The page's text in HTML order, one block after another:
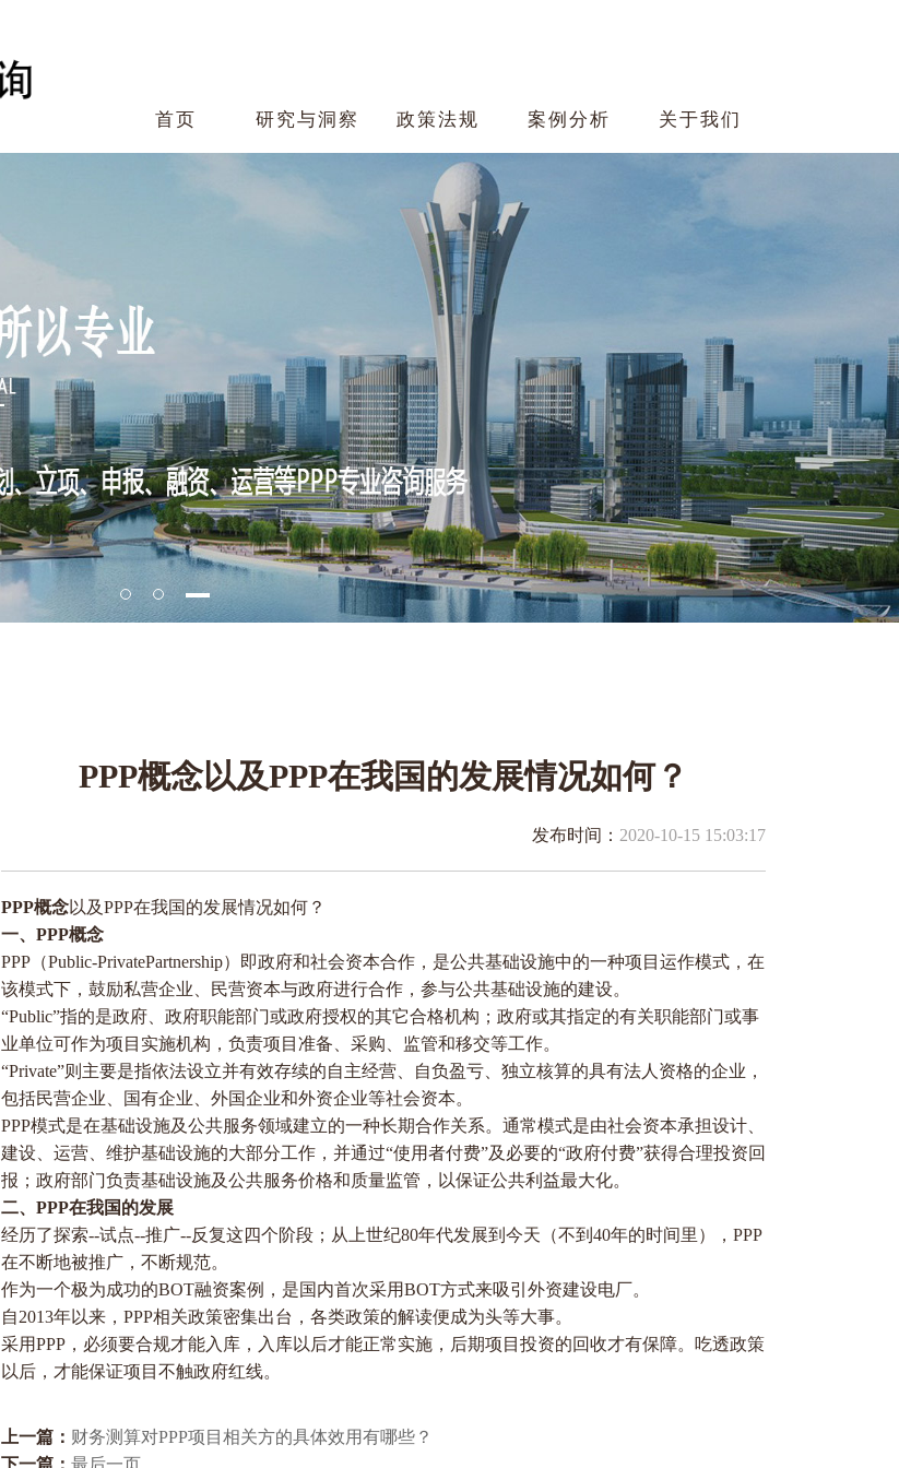
首页 研究与洞察 政策法规 案例分析 关于我们
PPP概念以及PPP在我国的发展情况如何？
发布时间： 2020-10-15 15:03:17
PPP概念以及PPP在我国的发展情况如何？
一、PPP概念
PPP（Public-PrivatePartnership）即政府和社会资本合作，是公共基础设施中的一种项目运作模式，在
该模式下，鼓励私营企业、民营资本与政府进行合作，参与公共基础设施的建设。
“Public”指的是政府、政府职能部门或政府授权的其它合格机构；政府或其指定的有关职能部门或事
业单位可作为项目实施机构，负责项目准备、采购、监管和移交等工作。
“Private”则主要是指依法设立并有效存续的自主经营、自负盈亏、独立核算的具有法人资格的企业，
包括民营企业、国有企业、外国企业和外资企业等社会资本。
PPP模式是在基础设施及公共服务领域建立的一种长期合作关系。通常模式是由社会资本承担设计、
建设、运营、维护基础设施的大部分工作，并通过“使用者付费”及必要的“政府付费”获得合理投资回
报；政府部门负责基础设施及公共服务价格和质量监管，以保证公共利益最大化。
二、PPP在我国的发展
经历了探索--试点--推广--反复这四个阶段；从上世纪80年代发展到今天（不到40年的时间里），PPP
在不断地被推广，不断规范。
作为一个极为成功的BOT融资案例，是国内首次采用BOT方式来吸引外资建设电厂。
自2013年以来，PPP相关政策密集出台，各类政策的解读便成为头等大事。
采用PPP，必须要合规才能入库，入库以后才能正常实施，后期项目投资的回收才有保障。吃透政策
以后，才能保证项目不触政府红线。
上一篇： 财务测算对PPP项目相关方的具体效用有哪些？
下一篇： 最后一页